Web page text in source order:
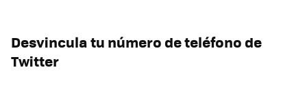
Desvincula tu número de teléfono de
Twitter